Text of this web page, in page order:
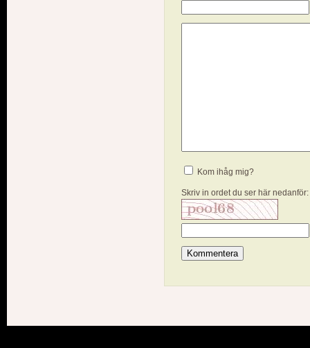
Kom ihåg mig?
Skriv in ordet du ser här nedanför: